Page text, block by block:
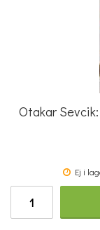
Otakar
Ej i